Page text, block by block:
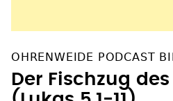
OHRENWEIDE PODCAST
Der Fischzug